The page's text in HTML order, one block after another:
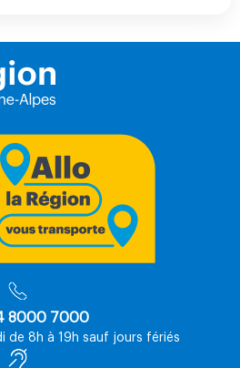
8000 7000
de 8h à 19h sauf jours fériés